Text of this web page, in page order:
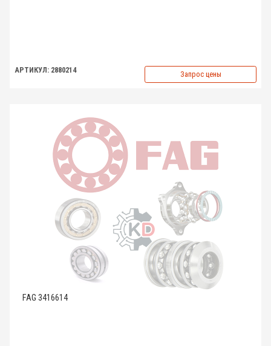
АРТИКУЛ: 2880214 Запрос цены
FAG 3416614